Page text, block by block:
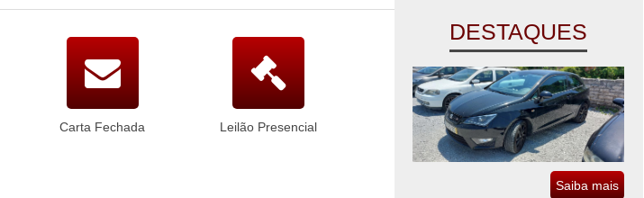
Carta Fechada Leilão Presencial
DESTAQUES
Saiba mais